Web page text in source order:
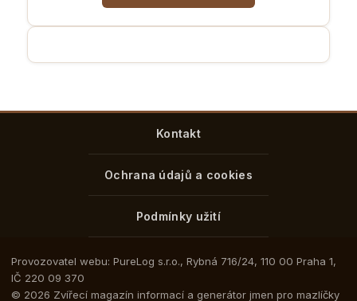
Kontakt
Ochrana údajů a cookies
Podmínky užití
Provozovatel webu: PureLog s.r.o., Rybná 716/24, 110 00 Praha 1,
IČ 220 09 370
© 2026 Zvířecí magazín informací a generátor jmen pro mazlíčky